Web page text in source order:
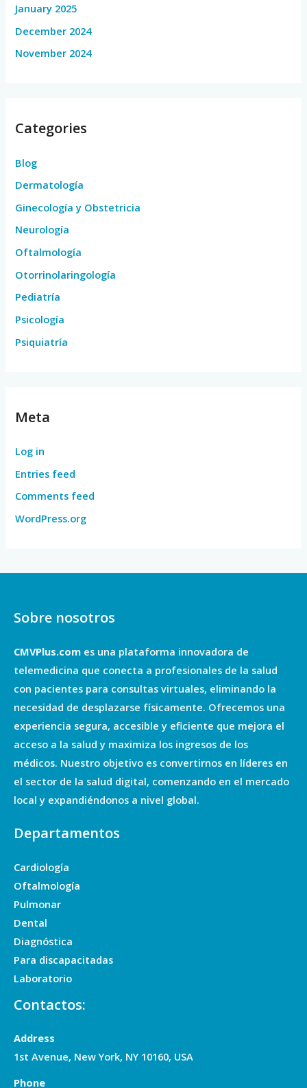
January 2025
December 2024
November 2024
Categories
Blog
Dermatología
Ginecología y Obstetricia
Neurología
Oftalmología
Otorrinolaringología
Pediatría
Psicología
Psiquiatría
Meta
Log in
Entries feed
Comments feed
WordPress.org
Sobre nosotros
CMVPlus.com es una plataforma innovadora de
telemedicina que conecta a profesionales de la salud
con pacientes para consultas virtuales, eliminando la
necesidad de desplazarse físicamente. Ofrecemos una
experiencia segura, accesible y eficiente que mejora el
acceso a la salud y maximiza los ingresos de los
médicos. Nuestro objetivo es convertirnos en líderes en
el sector de la salud digital, comenzando en el mercado
local y expandiéndonos a nivel global.
Departamentos
Cardiología
Oftalmología
Pulmonar
Dental
Diagnóstica
Para discapacitadas
Laboratorio
Contactos:
Address
1st Avenue, New York, NY 10160, USA
Phone